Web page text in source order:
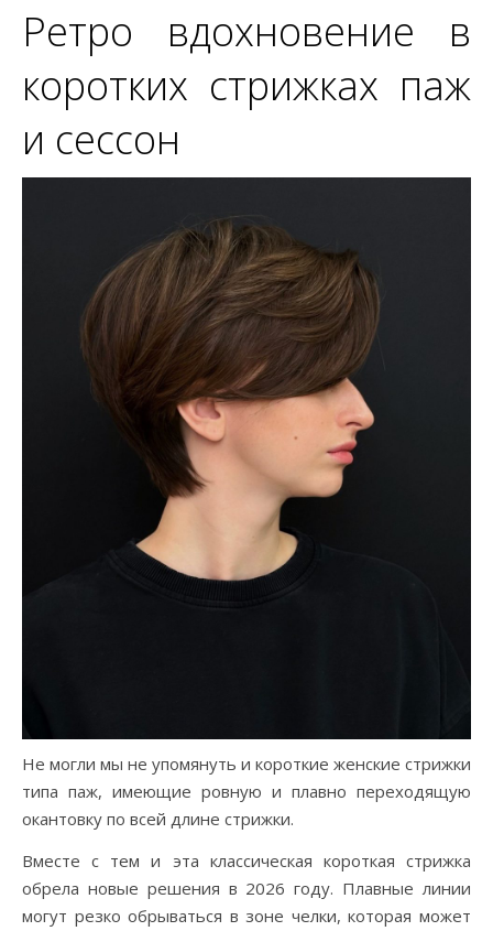
Ретро вдохновение в
коротких стрижках паж
и сессон
Не могли мы не упомянуть и короткие женские стрижки
типа паж, имеющие ровную и плавно переходящую
окантовку по всей длине стрижки.
Вместе с тем и эта классическая короткая стрижка
обрела новые решения в 2026 году. Плавные линии
могут резко обрываться в зоне челки, которая может